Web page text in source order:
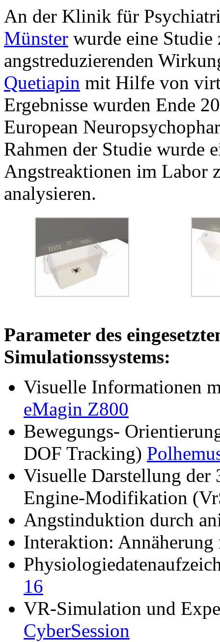
An der Klinik für
Münster wurde eine
angstreduzierenden
Quetiapin mit Hilfe von
Ergebnisse wurden Ende
European
Rahmen der Studie wurde
Angstreaktionen im Labor
analysieren.
Parameter des
Simulationssystems:
Visuelle Informationen
eMagin Z800
Bewegungs-
DOF Tracking)
Visuelle Darstellung der
Engine-Modifikation
Angstinduktion durch
Interaktion:
16
VR-Simulation und
CyberSession